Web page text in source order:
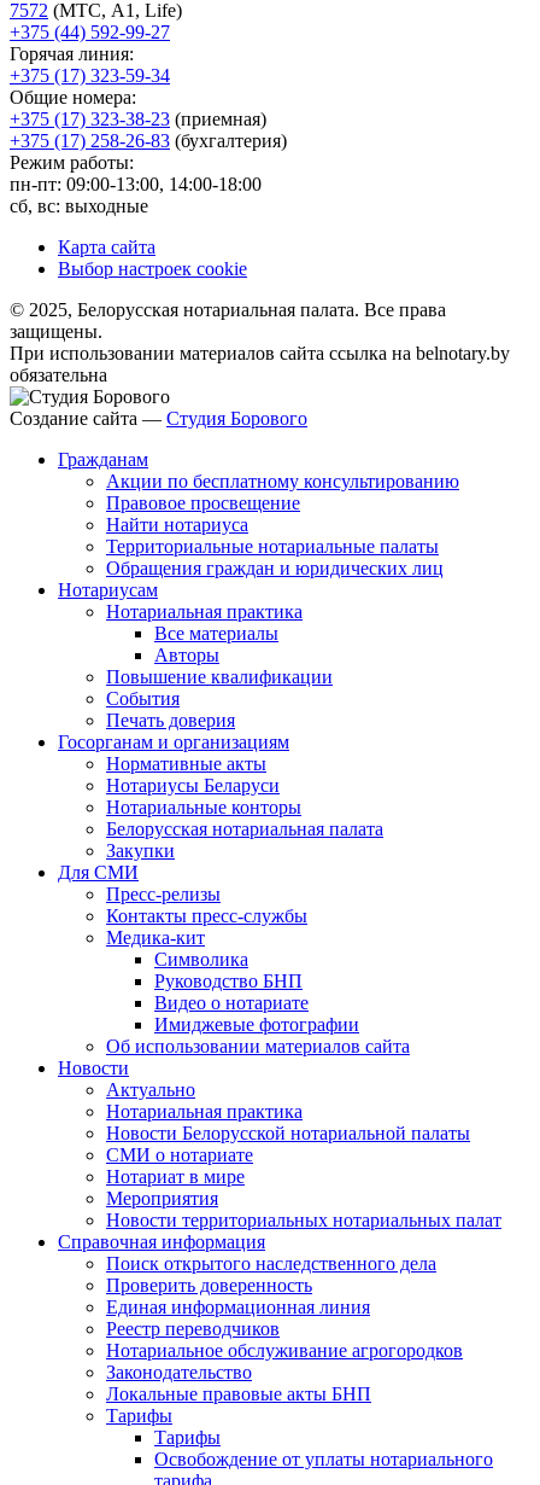
7572 (МТС, A1, Life)
+375 (44) 592-99-27
Горячая линия:
+375 (17) 323-59-34
Общие номера:
+375 (17) 323-38-23 (приемная)
+375 (17) 258-26-83 (бухгалтерия)
Режим работы:
пн-пт: 09:00-13:00, 14:00-18:00
сб, вс: выходные
Карта сайта
Выбор настроек cookie
© 2025, Белорусская нотариальная палата. Все права
защищены.
При использовании материалов сайта ссылка на belnotary.by
обязательна
Создание сайта — Студия Борового
Гражданам
Акции по бесплатному консультированию
Правовое просвещение
Найти нотариуса
Территориальные нотариальные палаты
Обращения граждан и юридических лиц
Нотариусам
Нотариальная практика
Все материалы
Авторы
Повышение квалификации
События
Печать доверия
Госорганам и организациям
Нормативные акты
Нотариусы Беларуси
Нотариальные конторы
Белорусская нотариальная палата
Закупки
Для СМИ
Пресс-релизы
Контакты пресс-службы
Медика-кит
Символика
Руководство БНП
Видео о нотариате
Имиджевые фотографии
Об использовании материалов сайта
Новости
Актуально
Нотариальная практика
Новости Белорусской нотариальной палаты
СМИ о нотариате
Нотариат в мире
Мероприятия
Новости территориальных нотариальных палат
Справочная информация
Поиск открытого наследственного дела
Проверить доверенность
Единая информационная линия
Реестр переводчиков
Нотариальное обслуживание агрогородков
Законодательство
Локальные правовые акты БНП
Тарифы
Тарифы
Освобождение от уплаты нотариального